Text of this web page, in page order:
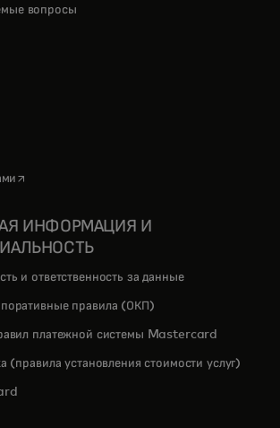
вопросы
new tab
opens in a new tab
ИНФОРМАЦИЯ И
и ответственность за данные
правила (ОКП)
платежной системы Mastercard
(правила установления стоимости услуг)